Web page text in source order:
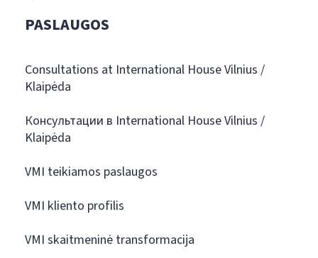
PASLAUGOS
Consultations at International House Vilnius /
Klaipėda
Консультации в International House Vilnius /
Klaipėda
VMI teikiamos paslaugos
VMI kliento profilis
VMI skaitmeninė transformacija